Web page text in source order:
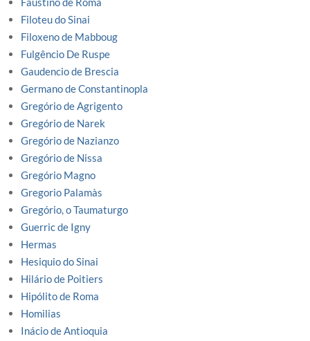
Filoteu do Sinai
Filoxeno de Mabboug
Fulgêncio De Ruspe
Gaudencio de Brescia
Germano de Constantinopla
Gregório de Agrigento
Gregório de Narek
Gregório de Nazianzo
Gregório de Nissa
Gregório Magno
Gregorio Palamàs
Gregório, o Taumaturgo
Guerric de Igny
Hermas
Hesiquio do Sinai
Hilário de Poitiers
Hipólito de Roma
Homilias
Inácio de Antioquia